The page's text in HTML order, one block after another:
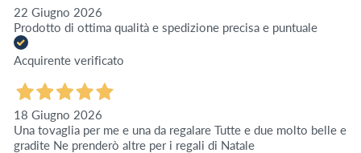
22 Giugno 2026
Prodotto di ottima qualità e spedizione precisa e puntuale
Acquirente verificato
18 Giugno 2026
Una tovaglia per me e una da regalare Tutte e due molto belle e
gradite Ne prenderò altre per i regali di Natale